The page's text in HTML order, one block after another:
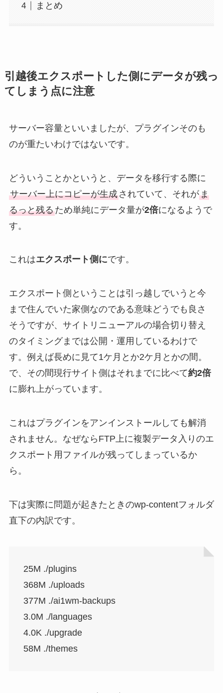
まとめ
引越後エクスポートした側にデータが残っ
てしまう点に注意
サーバー容量といいましたが、プラグインそのも
のが重たいわけではないです。
どういうことかというと、データを移行する際に
サーバー上にコピーが生成されていて、それがま
るっと残るため単純にデータ量が2倍になるようで
す。
これはエクスポート側にです。
エクスポート側ということは引っ越しでいうと今
まで住んでいた家側なのである意味どうでも良さ
そうですが、サイトリニューアルの場合切り替え
のタイミングまでは公開・運用しているわけで
す。例えば長めに見て1ケ月とか2ケ月とかの間。
で、その間現行サイト側はそれまでに比べて約2倍
に膨れ上がっています。
これはプラグインをアンインストールしても解消
されません。なぜならFTP上に複製データ入りのエ
クスポート用ファイルが残ってしまっているか
ら。
下は実際に問題が起きたときのwp-contentフォルダ
直下の内訳です。
25M ./plugins
368M ./uploads
377M ./ai1wm-backups
3.0M ./languages
4.0K ./upgrade
58M ./themes